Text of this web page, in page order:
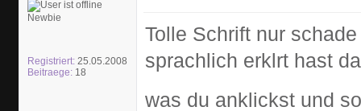
Newbie
Registriert: 25.05.2008
Beitraege: 18
Tolle Schrift nur
sprachlich erklrt hast
was du anklickst und